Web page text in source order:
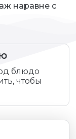
наравне с
блюдо
чтобы